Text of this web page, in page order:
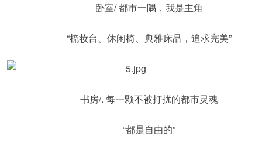
卧室/ 都市一隅，我是主角
“梳妆台、休闲椅、典雅床品，追求完美”
书房/. 每一颗不被打扰的都市灵魂
“都是自由的”